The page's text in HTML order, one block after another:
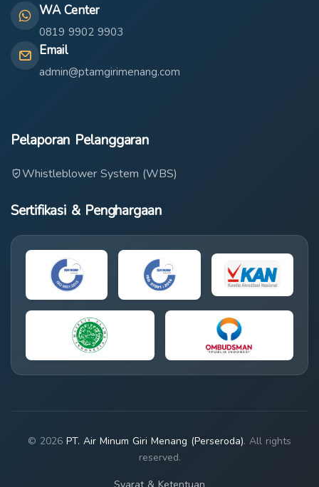
WA Center
0819 9902 9903
Email
admin@ptamgirimenang.com
Pelaporan Pelanggaran
Whistleblower System (WBS)
Sertifikasi & Penghargaan
© 2026 PT. Air Minum Giri Menang (Perseroda). All rights
reserved.